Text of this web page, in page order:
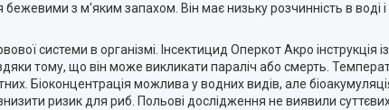
з м'яким запахом. Він має низьку розчинність в воді
системи в організмі. Інсектицид Оперкот Акро інструкція
тому, що він може викликати параліч або смерть.
Біоконцентрація можлива у водних видів, але
ризик для риб. Польові дослідження не виявили